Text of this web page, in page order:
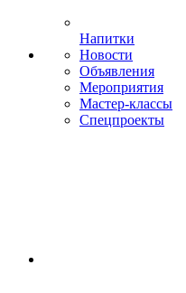
Напитки
Новости
Объявления
Мероприятия
Мастер-классы
Спецпроекты